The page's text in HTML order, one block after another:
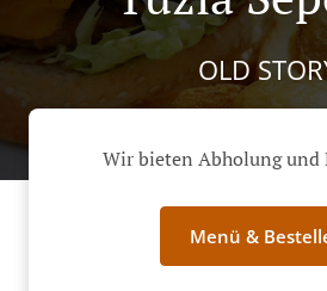
OLD
Wir bieten Abholung und
Menü &